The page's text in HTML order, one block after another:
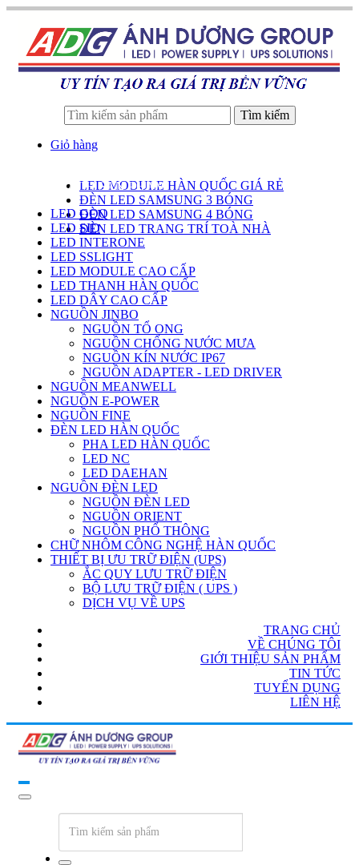
Tìm kiếm
Giỏ hàng
LED MODULE HÀN QUỐC GIÁ RẺ
ĐÈN LED SAMSUNG 3 BÓNG
ĐÈN LED SAMSUNG 4 BÓNG
ĐÈN LED TRANG TRÍ TOÀ NHÀ
DANH SÁCH SẢN PHẨM
LED GOQ
LED SID
LED INTERONE
LED SSLIGHT
LED MODULE CAO CẤP
LED THANH HÀN QUỐC
LED DÂY CAO CẤP
NGUỒN JINBO
NGUỒN TỔ ONG
NGUỒN CHỐNG NƯỚC MƯA
NGUỒN KÍN NƯỚC IP67
NGUỒN ADAPTER - LED DRIVER
NGUỒN MEANWELL
NGUỒN E-POWER
NGUỒN FINE
ĐÈN LED HÀN QUỐC
PHA LED HÀN QUỐC
LED NC
LED DAEHAN
NGUỒN ĐÈN LED
NGUỒN ĐÈN LED
NGUỒN ORIENT
NGUỒN PHỔ THÔNG
CHỮ NHÔM CÔNG NGHỆ HÀN QUỐC
THIẾT BỊ ƯU TRỮ ĐIỆN (UPS)
ẮC QUY LƯU TRỮ ĐIỆN
BỘ LƯU TRỮ ĐIỆN ( UPS )
DỊCH VỤ VỀ UPS
TRANG CHỦ
VỀ CHÚNG TÔI
GIỚI THIỆU SẢN PHẨM
TIN TỨC
TUYỂN DỤNG
LIÊN HỆ